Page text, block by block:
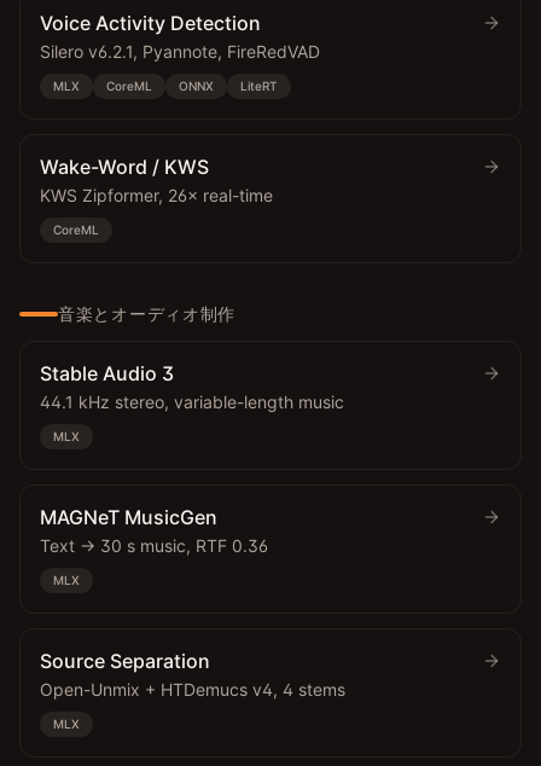
Voice Activity Detection
Silero v6.2.1, Pyannote, FireRedVAD
MLX CoreML ONNX LiteRT
Wake-Word / KWS
KWS Zipformer, 26× real-time
CoreML
音楽とオーディオ制作
Stable Audio 3
44.1 kHz stereo, variable-length music
MLX
MAGNeT MusicGen
Text → 30 s music, RTF 0.36
MLX
Source Separation
Open-Unmix + HTDemucs v4, 4 stems
MLX